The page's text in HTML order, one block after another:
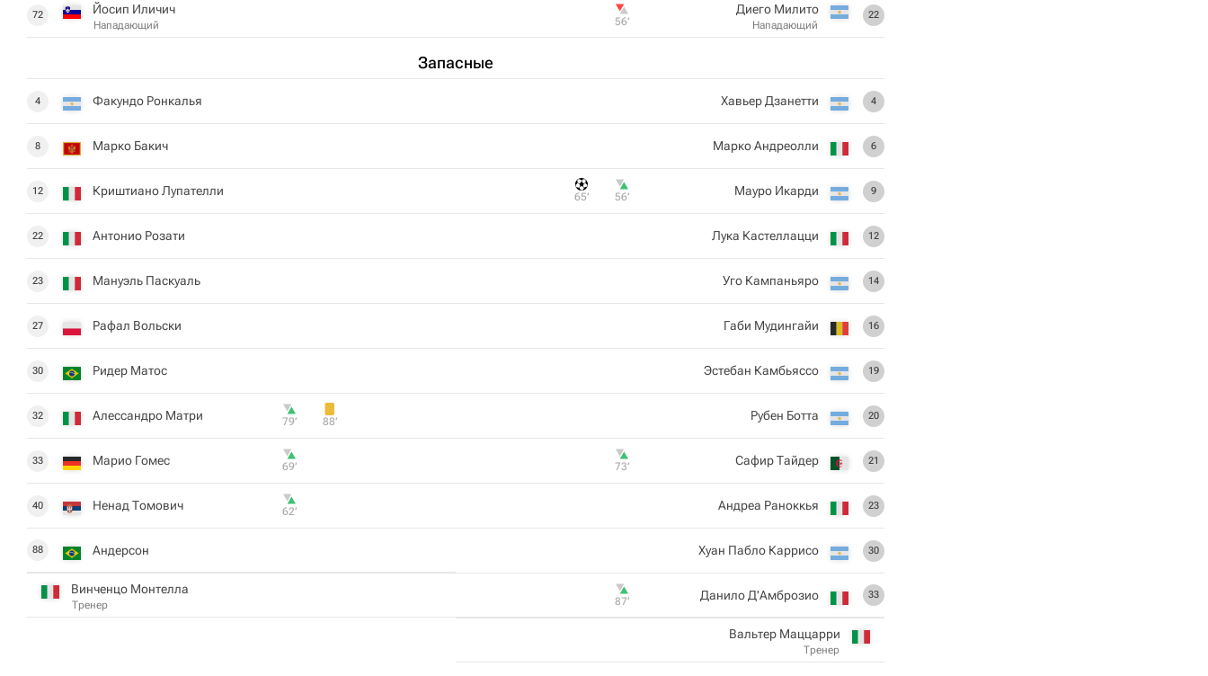
72 Йосип Иличич
Нападающий
Запасные
4 Факундо Ронкалья
8 Марко Бакич
12 Криштиано Лупателли
22 Антонио Розати
23 Мануэль Паскуаль
27 Рафал Вольски
30 Ридер Матос
32 Алессандро Матри 79‎’‎ 88‎’‎
33 Марио Гомес 69‎’‎
40 Ненад Томович 62‎’‎
88 Андерсон
Винченцо Монтелла
Тренер
22
Диего Милито
Нападающий
56‎’‎
4
Хавьер Дзанетти
6
Марко Андреолли
9
Мауро Икарди
56‎’‎
65‎’‎
12
Лука Кастеллацци
14
Уго Кампаньяро
16
Габи Мудингайи
19
Эстебан Камбьяссо
20
Рубен Ботта
21
Сафир Тайдер
73‎’‎
23
Андреа Раноккья
30
Хуан Пабло Каррисо
33
Данило Д'Амброзио
87‎’‎
Вальтер Маццарри
Тренер